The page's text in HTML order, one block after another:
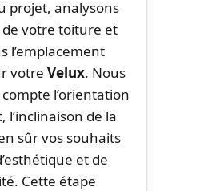
projet, analysons
votre toiture et
l’emplacement
votre Velux. Nous
l’orientation
l’inclinaison de la
sûr vos souhaits
et de
Cette étape